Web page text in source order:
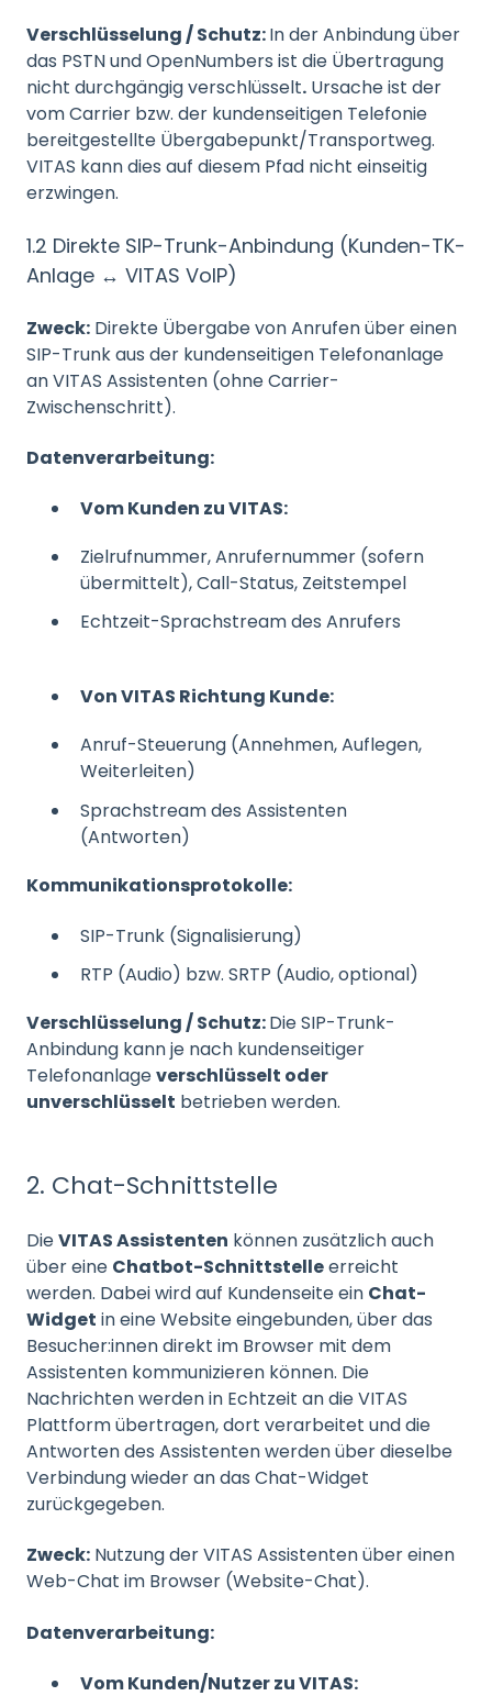
Verschlüsselung / Schutz:In der Anbindung über
das PSTN und OpenNumbers ist die Übertragung
nicht durchgängig verschlüsselt. Ursache ist der
vom Carrier bzw. der kundenseitigen Telefonie
bereitgestellte Übergabepunkt/Transportweg.
VITAS kann dies auf diesem Pfad nicht einseitig
erzwingen.
1.2 Direkte SIP-Trunk-Anbindung (Kunden-TK-
Anlage ↔ VITAS VoIP)
Zweck: Direkte Übergabe von Anrufen über einen
SIP-Trunk aus der kundenseitigen Telefonanlage
an VITAS Assistenten (ohne Carrier-
Zwischenschritt).
Datenverarbeitung:
Vom Kunden zu VITAS:
Zielrufnummer, Anrufernummer (sofern
übermittelt), Call-Status, Zeitstempel
Echtzeit-Sprachstream des Anrufers
Von VITAS Richtung Kunde:
Anruf-Steuerung (Annehmen, Auflegen,
Weiterleiten)
Sprachstream des Assistenten
(Antworten)
Kommunikationsprotokolle:
SIP-Trunk (Signalisierung)
RTP (Audio) bzw. SRTP (Audio, optional)
Verschlüsselung / Schutz:Die SIP-Trunk-
Anbindung kann je nach kundenseitiger
Telefonanlageverschlüsselt oder
unverschlüsselt betrieben werden.
2. Chat-Schnittstelle
DieVITAS Assistenten können zusätzlich auch
über eine Chatbot-Schnittstelleerreicht
werden. Dabei wird auf Kundenseite ein Chat-
Widget in eine Website eingebunden, über das
Besucher:innen direkt im Browser mit dem
Assistenten kommunizieren können. Die
Nachrichten werden in Echtzeit an die VITAS
Plattform übertragen, dort verarbeitet und die
Antworten des Assistenten werden über dieselbe
Verbindung wieder an das Chat-Widget
zurückgegeben.
Zweck: Nutzung der VITAS Assistenten über einen
Web-Chat im Browser (Website-Chat).
Datenverarbeitung:
Vom Kunden/Nutzer zu VITAS: